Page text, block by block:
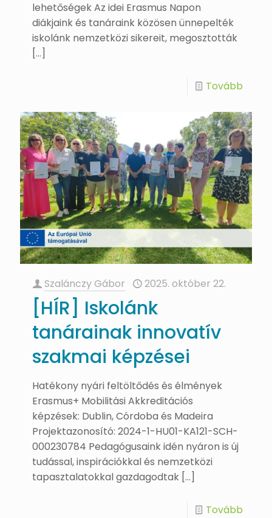
lehetőségek Az idei Erasmus Napon
diákjaink és tanáraink közösen ünnepelték
iskolánk nemzetközi sikereit, megosztották
[…]
Tovább
Szalánczy Gábor 2025. október 22.
[HÍR] Iskolánk
tanárainak innovatív
szakmai képzései
Hatékony nyári feltöltődés és élmények
Erasmus+ Mobilitási Akkreditációs
képzések: Dublin, Córdoba és Madeira
Projektazonosító: 2024-1-HU01-KA121-SCH-
000230784 Pedagógusaink idén nyáron is új
tudással, inspirációkkal és nemzetközi
tapasztalatokkal gazdagodtak […]
Tovább